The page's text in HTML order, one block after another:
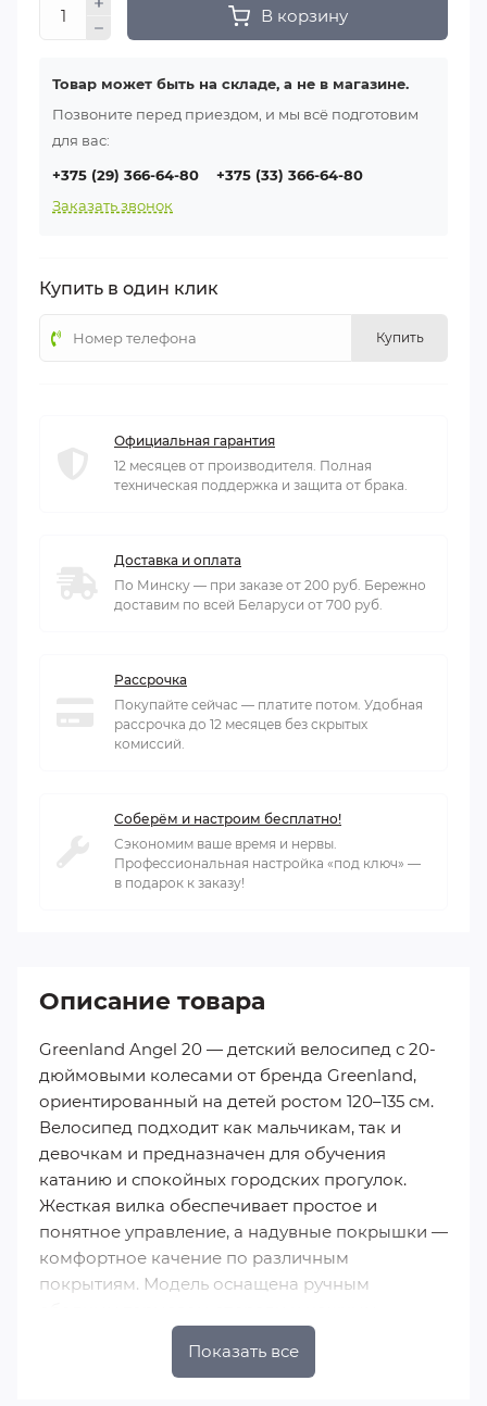
В корзину
Товар может быть на складе, а не в магазине.
Позвоните перед приездом, и мы всё подготовим
для вас:
+375 (29) 366-64-80
+375 (33) 366-64-80
Заказать звонок
Купить в один клик
Купить
Официальная гарантия
12 месяцев от производителя. Полная
техническая поддержка и защита от брака.
Доставка и оплата
По Минску — при заказе от 200 руб. Бережно
доставим по всей Беларуси от 700 руб.
Рассрочка
Покупайте сейчас — платите потом. Удобная
рассрочка до 12 месяцев без скрытых
комиссий.
Соберём и настроим бесплатно!
Сэкономим ваше время и нервы.
Профессиональная настройка «под ключ» —
в подарок к заказу!
Описание товара
Greenland Angel 20 — детский велосипед с 20-
дюймовыми колесами от бренда Greenland,
ориентированный на детей ростом 120–135 см.
Велосипед подходит как мальчикам, так и
девочкам и предназначен для обучения
катанию и спокойных городских прогулок.
Жесткая вилка обеспечивает простое и
понятное управление, а надувные покрышки —
комфортное качение по различным
покрытиям. Модель оснащена ручным
тормозом сзади, что позволяет ребенку
интуитивно контролировать скорость. В
Показать все